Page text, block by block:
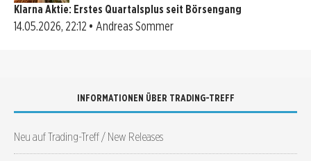
Klarna Aktie: Erstes Quartalsplus seit Börsengang
14.05.2026, 22:12 • Andreas Sommer
INFORMATIONEN ÜBER TRADING-TREFF
Neu auf Trading-Treff / New Releases